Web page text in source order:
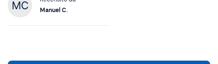
Manuel C.